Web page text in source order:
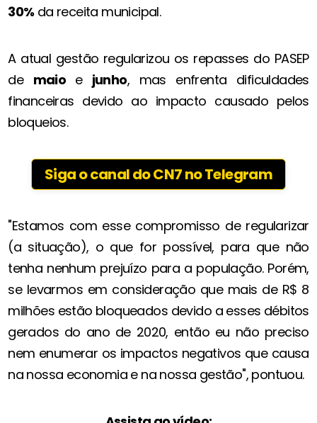
30% da receita municipal.
A atual gestão regularizou os repasses do PASEP
de maio e junho, mas enfrenta dificuldades
financeiras devido ao impacto causado pelos
bloqueios.
Siga o canal do CN7 no Telegram
"Estamos com esse compromisso de regularizar
(a situação), o que for possível, para que não
tenha nenhum prejuízo para a população. Porém,
se levarmos em consideração que mais de R$ 8
milhões estão bloqueados devido a esses débitos
gerados do ano de 2020, então eu não preciso
nem enumerar os impactos negativos que causa
na nossa economia e na nossa gestão", pontuou.